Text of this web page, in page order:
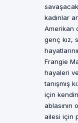
kadınlar
Amerikan
genç kız,
Frangie
hayaleri
tanışmış
için
ablasının
ailesi için